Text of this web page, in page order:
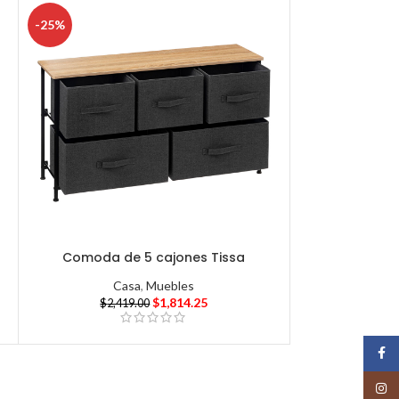
-25%
Comoda de 5 cajones Tissa
Casa,Muebles
$2,419.00 $1,814.25